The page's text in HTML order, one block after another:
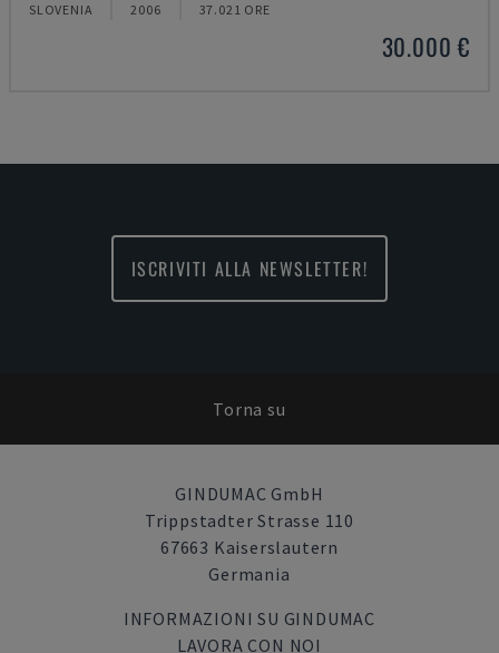
SLOVENIA 2006 37.021 ORE
30.000 €
ISCRIVITI ALLA NEWSLETTER!
Torna su
GINDUMAC GmbH
Trippstadter Strasse 110
67663 Kaiserslautern
Germania
INFORMAZIONI SU GINDUMAC
LAVORA CON NOI